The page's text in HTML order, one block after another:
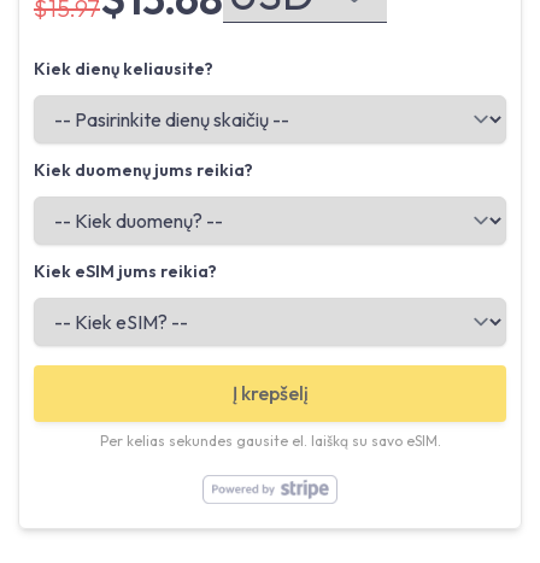
$15.97
Kiek dienų keliausite?
Kiek duomenų jums reikia?
Kiek eSIM jums reikia?
Į krepšelį
Per kelias sekundes gausite el. laišką su savo eSIM.